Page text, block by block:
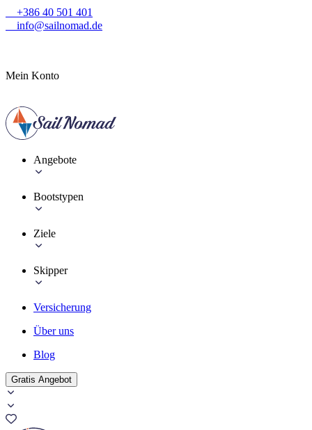
+386 40 501 401
info@sailnomad.de
Mein Konto
Angebote
Bootstypen
Ziele
Skipper
Versicherung
Über uns
Blog
Gratis Angebot